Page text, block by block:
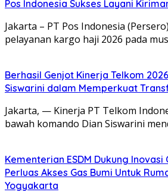
Pos Indonesia Sukses Layani
Jakarta – PT Pos Indonesia
pelayanan kargo haji 2026 pada
Berhasil Genjot Kinerja Telkom
Siswarini dalam Memperkuat
Jakarta, — Kinerja PT Telkom
bawah komando Dian Siswarini
Kementerian ESDM Dukung Inovasi
Perluas Akses Gas Bumi Untuk
Yogyakarta